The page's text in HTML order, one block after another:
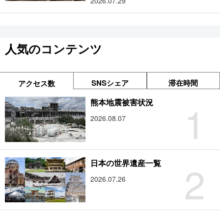
人気のコンテンツ
アクセス数 SNSシェア 滞在時間
1
熊本地震被害状況
2026.08.07
2
日本の世界遺産一覧
2026.07.26